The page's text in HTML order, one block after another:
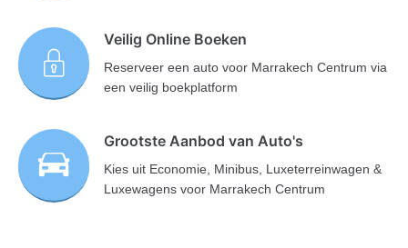
Veilig Online Boeken
Reserveer een auto voor Marrakech Centrum via
een veilig boekplatform
Grootste Aanbod van Auto's
Kies uit Economie, Minibus, Luxeterreinwagen &
Luxewagens voor Marrakech Centrum